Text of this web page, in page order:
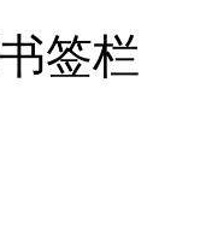
签栏